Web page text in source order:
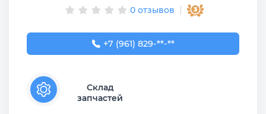
0 отзывов
+7 (961) 829-88-88
+7 (961) 829-**-**
Склад
запчастей